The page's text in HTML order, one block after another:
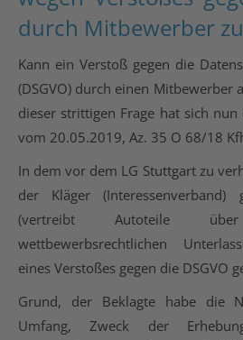
durch Mitbewerber
Kann ein Verstoß gegen die
(DSGVO) durch einen Mitbewerber
dieser strittigen Frage hat sich
vom 20.05.2019, Az. 35 O 68/18
In dem vor dem LG Stuttgart zu
der Kläger (Interessenverband)
(vertreibt Autoteile
wettbewerbsrechtlichen
eines Verstoßes gegen die DSGVO
Grund, der Beklagte habe die
Umfang, Zweck der